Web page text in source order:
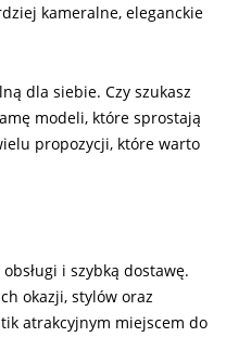
kameralne, eleganckie
dla siebie. Czy szukasz
modeli, które sprostają
propozycji, które warto
i szybką dostawę.
okazji, stylów oraz
atrakcyjnym miejscem do